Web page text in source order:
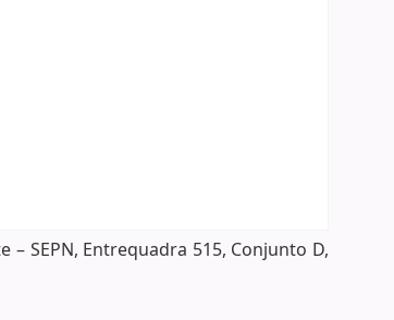
SEPN, Entrequadra 515, Conjunto D,